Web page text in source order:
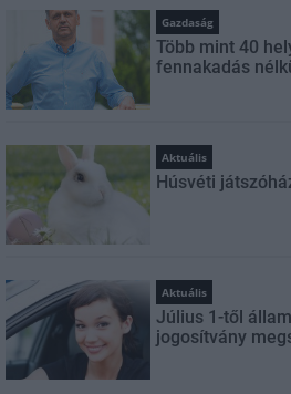
Gazdaság
Több mint 40
fennakadás
Aktuális
Húsvéti
Aktuális
Július 1-től
jogosítvány